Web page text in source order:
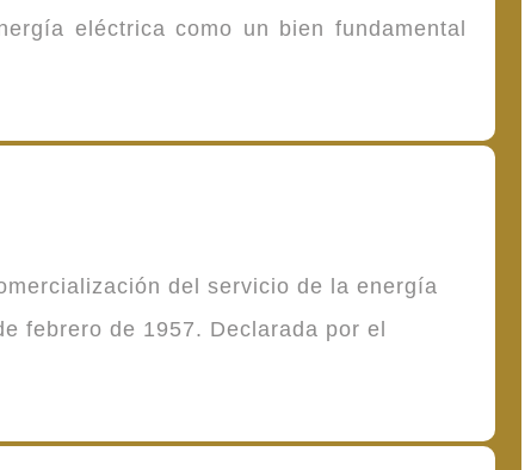
eléctrica como un bien fundamental
del servicio de la energía
febrero de 1957. Declarada por el